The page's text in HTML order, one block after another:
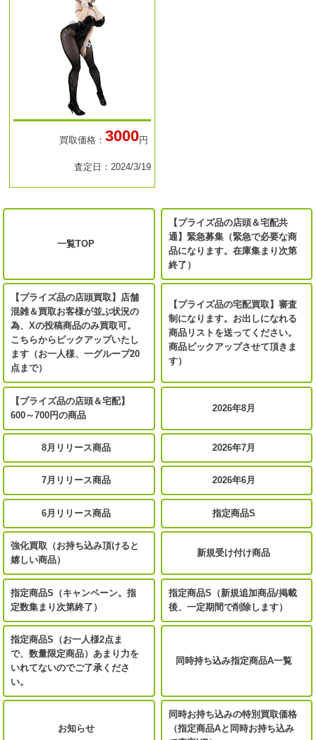
買取価格： 3000円
査定日：2024/3/19
一覧TOP
【プライズ品の店頭＆宅配共
通】緊急募集（緊急で必要な商
品になります。在庫集まり次第
終了）
【プライズ品の店頭買取】店舗
混雑＆買取お客様が並ぶ状況の
為、Xの投稿商品のみ買取可。
こちらからピックアップいたし
ます（お一人様、一グループ20
点まで）
【プライズ品の宅配買取】審査
制になります。お出しになれる
商品リストを送ってください。
商品ピックアップさせて頂きま
す）
【プライズ品の店頭＆宅配】
600～700円の商品
2026年8月
8月リリース商品 2026年7月
7月リリース商品 2026年6月
6月リリース商品 指定商品S
強化買取（お持ち込み頂けると
嬉しい商品）
新規受け付け商品
指定商品S（キャンペーン。指
定数集まり次第終了）
指定商品S（新規追加商品/掲載
後、一定期間で削除します）
指定商品S（お一人様2点ま
で、数量限定商品）あまり力を
いれてないのでご了承くださ
い。
同時持ち込み指定商品A一覧
お知らせ
同時お持ち込みの特別買取価格
（指定商品Aと同時お持ち込み